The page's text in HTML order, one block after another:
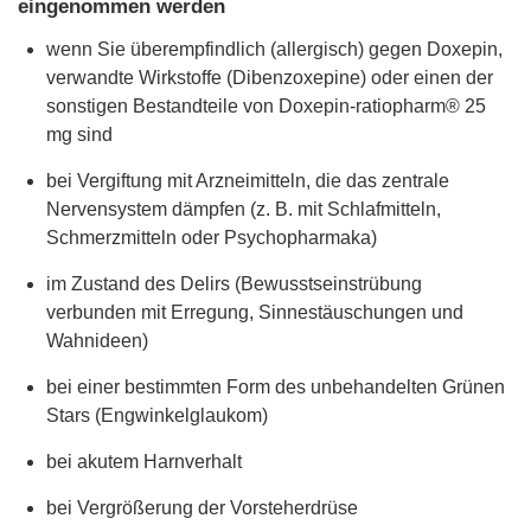
eingenommen werden
wenn Sie überempfindlich (allergisch) gegen Doxepin,
verwandte Wirkstoffe (Dibenzoxepine) oder einen der
sonstigen Bestandteile von Doxepin-ratiopharm® 25
mg sind
bei Vergiftung mit Arzneimitteln, die das zentrale
Nervensystem dämpfen (z. B. mit Schlafmitteln,
Schmerzmitteln oder Psychopharmaka)
im Zustand des Delirs (Bewusstseinstrübung
verbunden mit Erregung, Sinnestäuschungen und
Wahnideen)
bei einer bestimmten Form des unbehandelten Grünen
Stars (Engwinkelglaukom)
bei akutem Harnverhalt
bei Vergrößerung der Vorsteherdrüse